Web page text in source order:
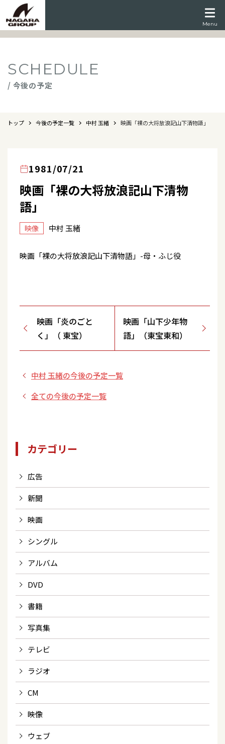
Menu
SCHEDULE
/ 今後の予定
トップ 今後の予定一覧 中村 玉緒 映画「裸の大将放浪記山下清物語」
1981/07/21
映画「裸の大将放浪記山下清物
語」
映像 中村 玉緒
映画「裸の大将放浪記山下清物語」-母・ふじ役
映画「炎のごと
く」（ 東宝）
映画「山下少年物
語」（東宝東和）
中村 玉緒の今後の予定一覧
全ての今後の予定一覧
カテゴリー
広告
新聞
映画
シングル
アルバム
DVD
書籍
写真集
テレビ
ラジオ
CM
映像
ウェブ